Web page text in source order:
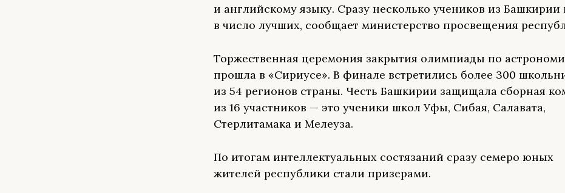
и английскому языку. Сразу несколько учеников из
в число лучших, сообщает министерство просвещения
Торжественная церемония закрытия олимпиады по
прошла в «Сириусе». В финале встретились более 300
из 54 регионов страны. Честь Башкирии защищала сборная
из 16 участников — это ученики школ Уфы, Сибая, Салавата,
Стерлитамака и Мелеуза.
По итогам интеллектуальных состязаний сразу семеро юных
жителей республики стали призерами.